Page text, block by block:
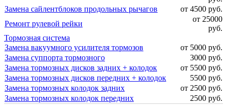
Замена сайлентблоков продольных рычагов
от 4500 руб.
Ремонт рулевой рейки
от 25000
руб.
Тормозная система
Замена вакуумного усилителя тормозов
от 5000 руб.
Замена суппорта тормозного
3000 руб.
Замена тормозных дисков задних + колодок
от 5500 руб.
Замена тормозных дисков передних + колодок
5500 руб.
Замена тормозных колодок задних
от 2500 руб.
Замена тормозных колодок передних
2500 руб.